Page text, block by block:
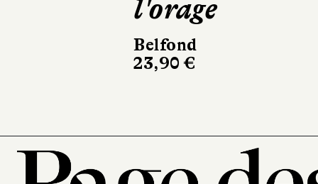
Casterman